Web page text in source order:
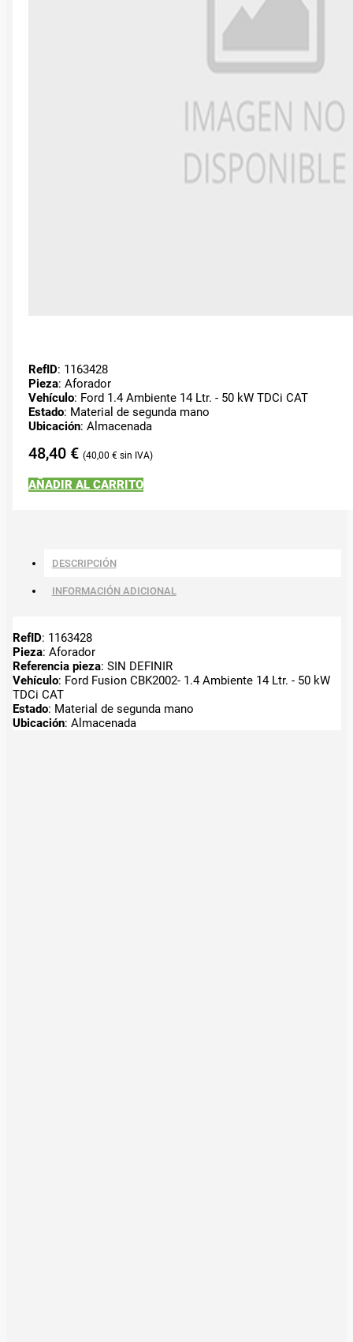
RefID: 1163428
Pieza: Aforador
Vehículo: Ford 1.4 Ambiente 14 Ltr. - 50 kW TDCi CAT
Estado: Material de segunda mano
Ubicación: Almacenada
48,40 € 40,00 €
AÑADIR AL CARRITO
DESCRIPCIÓN
INFORMACIÓN ADICIONAL
RefID: 1163428
Pieza: Aforador
Referencia pieza: SIN DEFINIR
Vehículo: Ford Fusion CBK2002- 1.4 Ambiente 14 Ltr. - 50 kW
TDCi CAT
Estado: Material de segunda mano
Ubicación: Almacenada